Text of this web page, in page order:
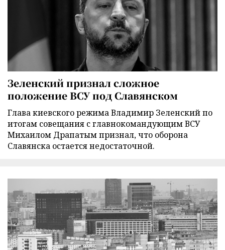
Зеленский признал сложное
положение ВСУ под Славянском
Глава киевского режима Владимир Зеленский по
итогам совещания с главнокомандующим ВСУ
Михаилом Драпатым признал, что оборона
Славянска остается недостаточной.